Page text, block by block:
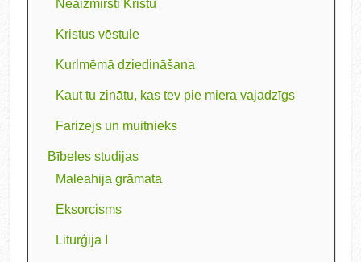
Neaizmirsti Kristu
Kristus vēstule
Kurlmēmā dziedināšana
Kaut tu zinātu, kas tev pie miera vajadzīgs
Farizejs un muitnieks
Bībeles studijas
Maleahija grāmata
Eksorcisms
Liturģija I